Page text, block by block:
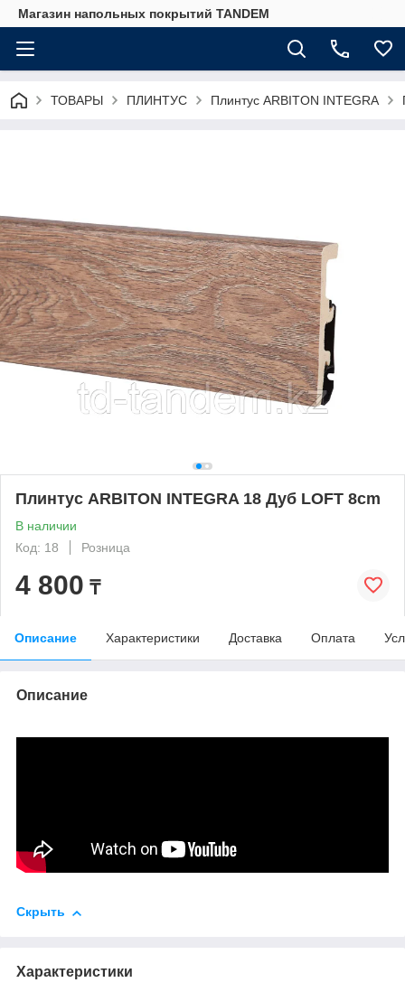
Магазин напольных покрытий TANDEM
ТОВАРЫ ПЛИНТУС Плинтус ARBITON INTEGRA
Плинтус ARBITON INTEGRA 18 Дуб LOFT 8cm
В наличии
Код: 18
Розница
4 800 ₸
Описание Характеристики Доставка Оплата
Описание
Скрыть
Характеристики